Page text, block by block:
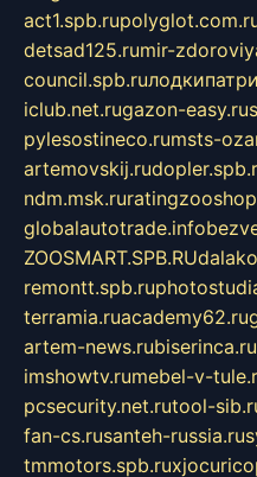
act1.spb.ru
detsad125.rumir-
council.spb.ru
iclub.net.rugazon-easy.ru
pylesostineco.rumsts-
artemovskij.ru
ndm.msk.ru
globalautotrade.info
ZOOSMART.SPB.RU
remontt.spb.ru
terramia.ruacademy62.ru
artem-news.rubiserinca.ru
imshowtv.rumebel-v-
pcsecurity.net.rutool-
fan-cs.rusanteh-russia.ru
tmmotors.spb.ru